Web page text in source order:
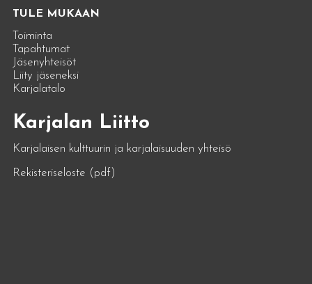
TULE MUKAAN
Toiminta
Tapahtumat
Jäsenyhteisöt
Liity jäseneksi
Karjalatalo
Karjalan Liitto
Karjalaisen kulttuurin ja karjalaisuuden yhteisö
Rekisteriseloste (pdf)